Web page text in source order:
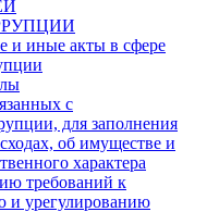
и иные акты в сфере
с
для заполнения
об имуществе и
характера
требований к
и урегулированию